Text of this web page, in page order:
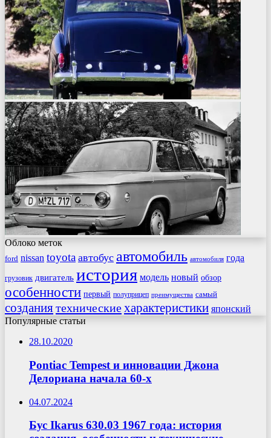
Облоко меток
ford nissan toyota автобус автомобиль автомобиля года
грузовик двигатель история модель новый обзор
особенности первый полуприцеп преимущества самый
созданиятехническиехарактеристики японский
Популярные статьи
28.10.2020
Pontiac Tempest и инновации Джона
Делориана начала 60-х
04.07.2024
Бус Ikarus 630.03 1967 года: история